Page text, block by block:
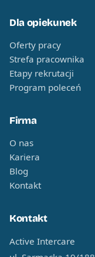
Dla opiekunek
Oferty pracy
Strefa pracownika
Etapy rekrutacji
Program poleceń
Firma
O nas
Kariera
Blog
Kontakt
Kontakt
Active Intercare